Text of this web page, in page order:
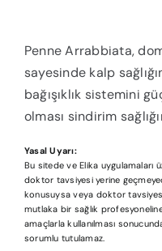
Penne Arrabbiata,
sayesinde kalp
bağışıklık sistemini
olması sindirim
Yasal Uyarı:
Bu sitede ve Elika uygulamaları
doktor tavsiyesi yerine
konusuysa veya doktor
mutlaka bir sağlık profesyoneline
amaçlarla kullanılması
sorumlu tutulamaz.